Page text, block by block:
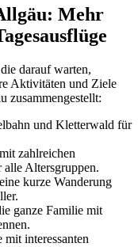
Mehr
darauf warten,
Aktivitäten und Ziele
zusammengestellt:
und Kletterwald für
zahlreichen
Altersgruppen.
kurze Wanderung
ganze Familie mit
mit interessanten